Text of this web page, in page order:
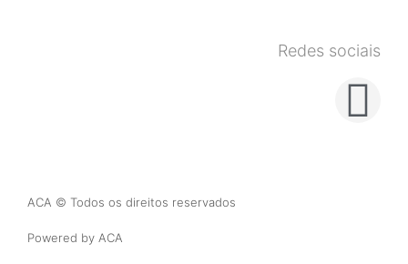
Redes sociais
ACA © Todos os direitos reservados
Powered by ACA